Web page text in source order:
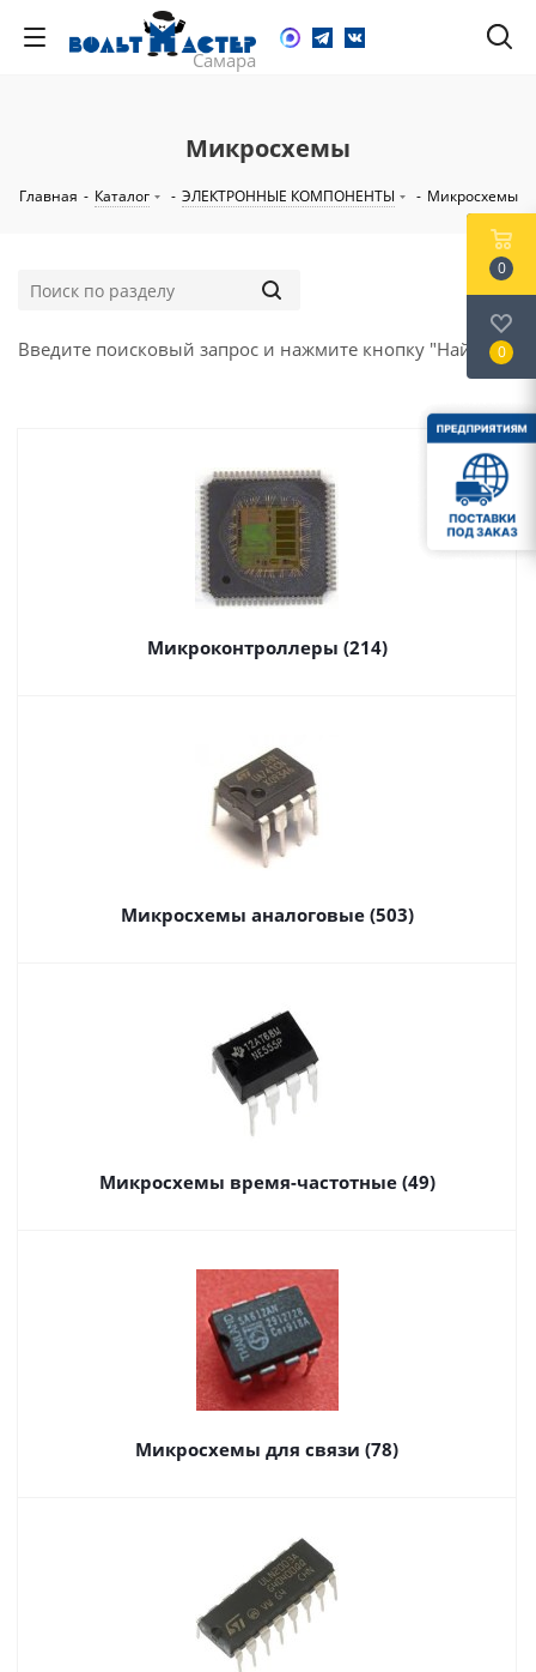
Микросхемы
Главная - Каталог - ЭЛЕКТРОННЫЕ КОМПОНЕНТЫ - Микросхемы
Введите поисковый запрос и нажмите кнопку "Найти".
Микроконтроллеры (214)
Микросхемы аналоговые (503)
Микросхемы время-частотные (49)
Микросхемы для связи (78)
0
0